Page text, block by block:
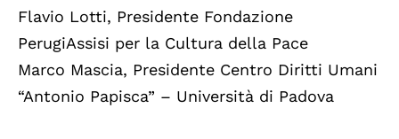
Flavio Lotti, Presidente Fondazione
PerugiAssisi per la Cultura della Pace
Marco Mascia, Presidente Centro Diritti Umani
“Antonio Papisca” – Università di Padova